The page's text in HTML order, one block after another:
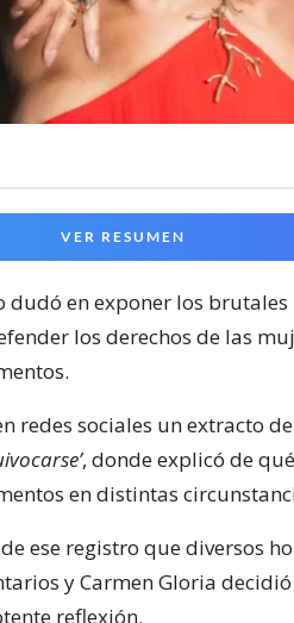
VER RESUMEN
dudó en exponer los
los derechos de las
redes sociales un extracto
, donde explicó de
en distintas
ese registro que diversos
y Carmen Gloria
reflexión.